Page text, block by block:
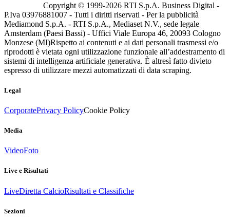
Copyright © 1999-2026 RTI S.p.A. Business Digital -
P.Iva 03976881007 - Tutti i diritti riservati - Per la pubblicità
Mediamond S.p.A. - RTI S.p.A., Mediaset N.V., sede legale
Amsterdam (Paesi Bassi) - Uffici Viale Europa 46, 20093 Cologno
Monzese (MI)Rispetto ai contenuti e ai dati personali trasmessi e/o
riprodotti è vietata ogni utilizzazione funzionale all’addestramento di
sistemi di intelligenza artificiale generativa. È altresì fatto divieto
espresso di utilizzare mezzi automatizzati di data scraping.
Legal
CorporatePrivacy PolicyCookie Policy
Media
VideoFoto
Live e Risultati
LiveDiretta CalcioRisultati e Classifiche
Sezioni